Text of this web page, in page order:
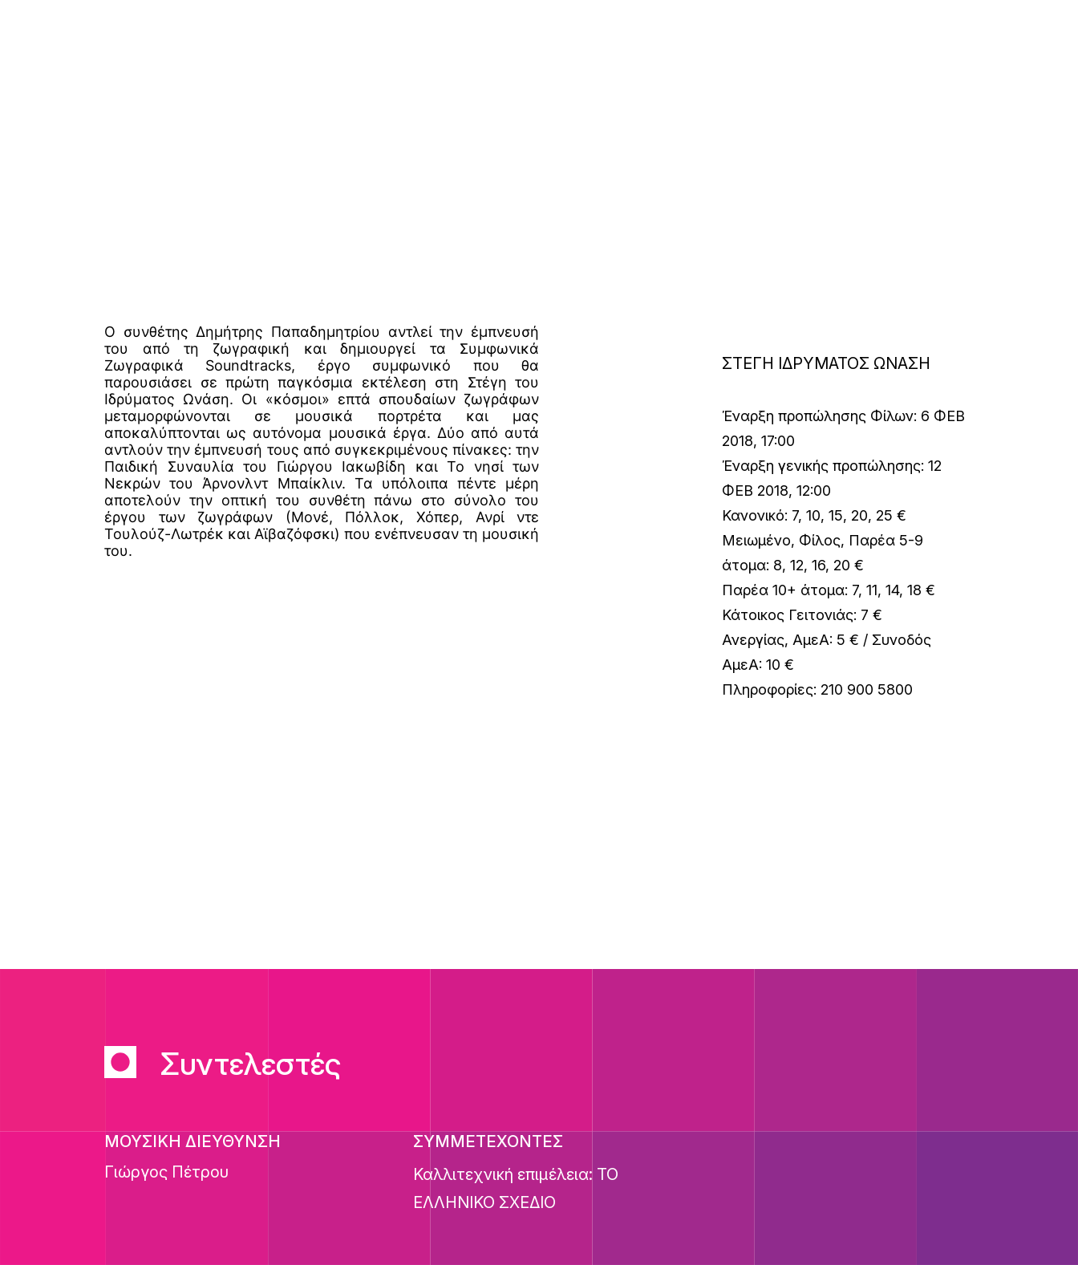
Ο συνθέτης Δημήτρης Παπαδημητρίου αντλεί την έμπνευσή
του από τη ζωγραφική και δημιουργεί τα Συμφωνικά
Ζωγραφικά Soundtracks, έργο συμφωνικό που θα
παρουσιάσει σε πρώτη παγκόσμια εκτέλεση στη Στέγη του
Ιδρύματος Ωνάση. Οι «κόσμοι» επτά σπουδαίων ζωγράφων
μεταμορφώνονται σε μουσικά πορτρέτα και µας
αποκαλύπτονται ως αυτόνομα μουσικά έργα. Δύο από αυτά
αντλούν την έμπνευσή τους από συγκεκριμένους πίνακες: την
Παιδική Συναυλία του Γιώργου Ιακωβίδη και Το νησί των
Νεκρών του Άρνονλντ Μπαίκλιν. Τα υπόλοιπα πέντε μέρη
αποτελούν την οπτική του συνθέτη πάνω στο σύνολο του
έργου των ζωγράφων (Μονέ, Πόλλοκ, Χόπερ, Ανρί ντε
Τουλούζ-Λωτρέκ και Αϊβαζόφσκι) που ενέπνευσαν τη μουσική
του.
ΣΤΕΓΗ ΙΔΡΥΜΑΤΟΣ ΩΝΑΣΗ
Έναρξη προπώλησης Φίλων: 6 ΦΕΒ
2018, 17:00
Έναρξη γενικής προπώλησης: 12
ΦΕΒ 2018, 12:00
Κανονικό: 7, 10, 15, 20, 25 €
Μειωμένο, Φίλος, Παρέα 5-9
άτομα: 8, 12, 16, 20 €
Παρέα 10+ άτομα: 7, 11, 14, 18 €
Κάτοικος Γειτονιάς: 7 €
Ανεργίας, ΑμεA: 5 € / Συνοδός
ΑμεA: 10 €
Πληροφορίες: 210 900 5800
Συντελεστές
ΜΟΥΣΙΚΗ ΔΙΕΥΘΥΝΣΗ
Γιώργος Πέτρου
ΣΥΜΜΕΤΕΧΟΝΤΕΣ
Καλλιτεχνική επιμέλεια: ΤΟ
ΕΛΛΗΝΙΚΟ ΣΧΕΔΙΟ